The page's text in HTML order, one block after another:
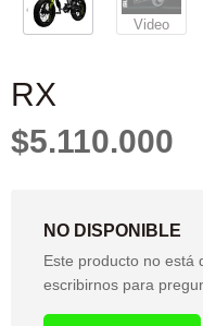
Video
RX
$5.110.000
NO DISPONIBLE
Este producto no está
escribirnos para